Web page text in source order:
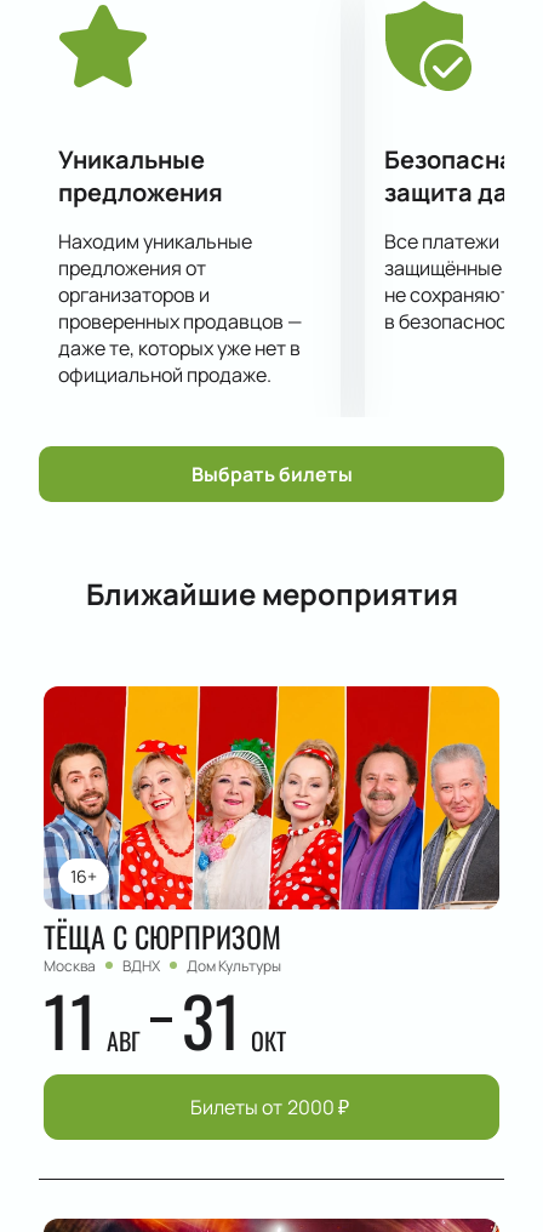
специализировался на одном музыкальном стиле и
может с легкостью исполнить произведения
классических композиторов и оригинальную
В этом концерте знаменитый коллектив сыграет
для слушателей музыку из кино и
мультипликационных работ The Walt Disney
Company и Pixar.
Получить удовольствие от живого исполнения
симфоническим оркестром музыки из
мультфильмов вы сможете, купив билеты на
концерт Simple Music Ensemble.
Уникальные
предложения
Находим уникальные
предложения от
организаторов и
проверенных продавцов —
даже те, которых уже нет в
официальной продаже.
Безопасная
защита
Все платежи
защищённые
не сохраняются
в безопасности.
Выбрать билеты
Ближайшие мероприятия
16+
ТЁЩА С СЮРПРИЗОМ
Москва ВДНХ Дом Культуры
11 АВГ 31 ОКТ
Билеты от 2000₽